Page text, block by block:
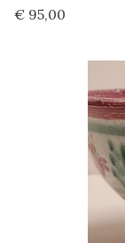
€ 95,00